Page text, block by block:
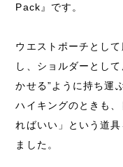
Pack』です。
ウエストポーチとし
し、ショルダーとし
かせる”ように持ち運
ハイキングのときも
ればいい」という道
ました。